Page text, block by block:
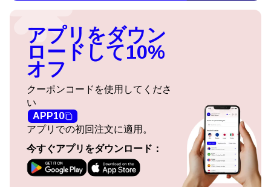
アプリをダウン
ロードして10%
オフ
クーポンコードを使用してくださ
い
APP10
アプリでの初回注文に適用。
今すぐアプリをダウンロード：